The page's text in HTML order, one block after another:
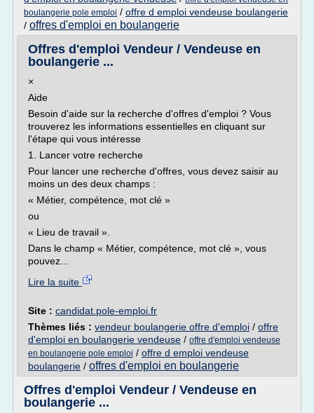
boulangerie pole emploi / offre d emploi vendeuse boulangerie
/ offres d'emploi en boulangerie
Offres d'emploi Vendeur / Vendeuse en
boulangerie ...
×
Aide
Besoin d'aide sur la recherche d'offres d'emploi ? Vous
trouverez les informations essentielles en cliquant sur
l'étape qui vous intéresse
1. Lancer votre recherche
Pour lancer une recherche d'offres, vous devez saisir au
moins un des deux champs :
« Métier, compétence, mot clé »
ou
« Lieu de travail ».
Dans le champ « Métier, compétence, mot clé », vous
pouvez...
Lire la suite
Site : candidat.pole-emploi.fr
Thèmes liés : vendeur boulangerie offre d'emploi / offre
d'emploi en boulangerie vendeuse / offre d'emploi vendeuse
en boulangerie pole emploi / offre d emploi vendeuse
boulangerie / offres d'emploi en boulangerie
Offres d'emploi Vendeur / Vendeuse en
boulangerie ...